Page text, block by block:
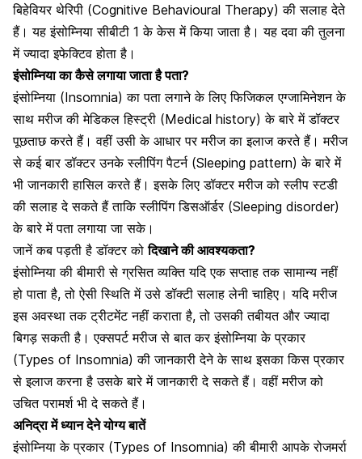
बिहेवियर थेरिपी (Cognitive Behavioural Therapy) की सलाह देते
हैं। यह इंसोम्निया सीबीटी 1 के केस में किया जाता है। यह दवा की तुलना
में ज्यादा इफेक्टिव होता है।
इंसोम्निया का कैसे लगाया जाता है पता?
इंसोम्निया (Insomnia) का पता लगाने के लिए फिजिकल एग्जामिनेशन के
साथ मरीज की मेडिकल हिस्ट्री (Medical history) के बारे में डॉक्टर
पूछताछ करते हैं। वहीं उसी के आधार पर मरीज का इलाज करते हैं। मरीज
से कई बार डॉक्टर उनके स्लीपिंग पैटर्न (Sleeping pattern) के बारे में
भी जानकारी हासिल करते हैं। इसके लिए डॉक्टर मरीज को स्लीप स्टडी
की सलाह दे सकते हैं ताकि स्लीपिंग डिसऑर्डर (Sleeping disorder)
के बारे में पता लगाया जा सके।
जानें कब पड़ती है डॉक्टर कोदिखाने की आवश्यकता?
इंसोम्निया की बीमारी से ग्रसित व्यक्ति यदि एक सप्ताह तक सामान्य नहीं
हो पाता है, तो ऐसी स्थिति में उसे डॉक्टी सलाह लेनी चाहिए। यदि मरीज
इस अवस्था तक ट्रीटमेंट नहीं कराता है, तो उसकी तबीयत और ज्यादा
बिगड़ सकती है। एक्सपर्ट मरीज से बात कर इंसोम्निया के प्रकार
(Types of Insomnia) की जानकारी देने के साथ इसका किस प्रकार
से इलाज करना है उसके बारे में जानकारी दे सकते हैं। वहीं मरीज को
उचित परामर्श भी दे सकते हैं।
अनिद्रा में ध्यान देने योग्य बातें
इंसोम्निया के प्रकार (Types of Insomnia) की बीमारी आपके रोजमर्रा